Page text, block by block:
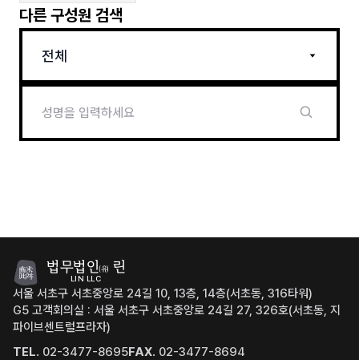
다른 구성원 검색
전체
법무법인(유) 린
LIN LLC
서울 서초구 서초중앙로 24길 10, 13층, 14층(서초동, 316타워)
G5 고객회의실 : 서울 서초구 서초중앙로 24길 27, 326호(서초동, 지
파이브센트럴프라자)
TEL. 02-3477-8695FAX. 02-3477-8694